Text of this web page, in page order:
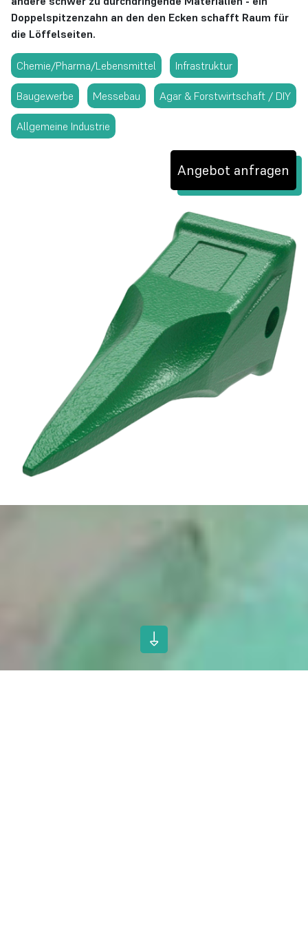
Doppelspitzenzahn an den den Ecken schafft Raum für
die Löffelseiten.
Chemie/Pharma/Lebensmittel Infrastruktur
Baugewerbe Messebau Agar & Forstwirtschaft / DIY
Allgemeine Industrie
Angebot anfragen